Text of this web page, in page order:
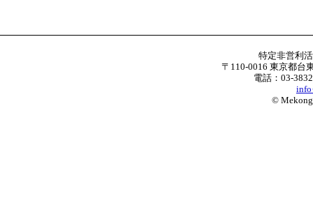
特定非営利
〒110-0016 東京都台
電話：03-
info
© Mekong